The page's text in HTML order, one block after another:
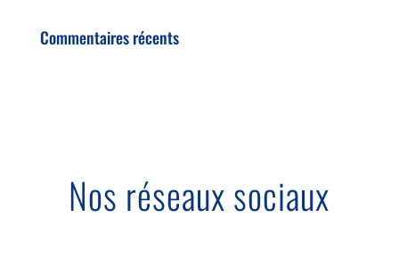
Commentaires récents
Nos réseaux sociaux